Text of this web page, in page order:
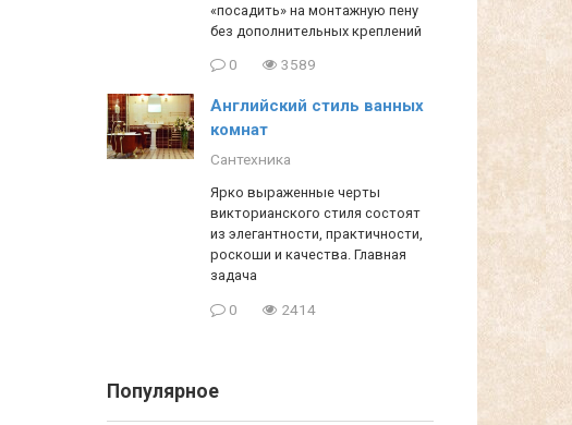
«посадить» на монтажную пену
без дополнительных креплений
0 3589
Английский стиль ванных
комнат
Сантехника
Ярко выраженные черты
викторианского стиля состоят
из элегантности, практичности,
роскоши и качества. Главная
задача
0 2414
Популярное